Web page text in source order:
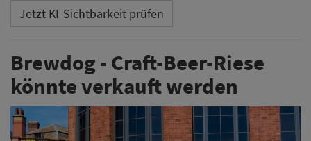
Jetzt KI-Sichtbarkeit prüfen
Brewdog - Craft-Beer-Riese
könnte verkauft werden